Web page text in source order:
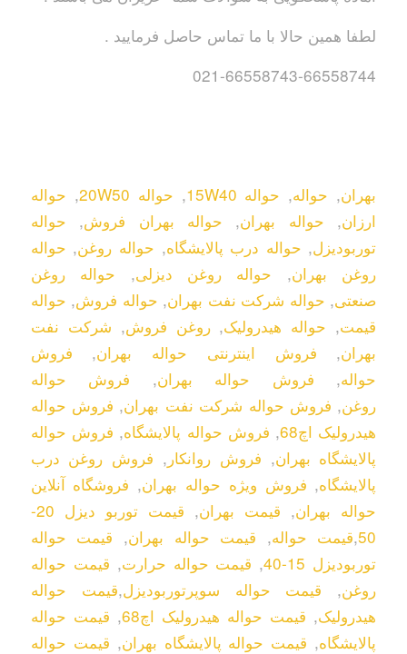
لطفا همین حالا با ما تماس حاصل فرمایید .
021-66558743-66558744
بهران, حواله, حواله 15W40 , حواله 20W50 , حواله
ارزان, حواله بهران, حواله بهران فروش, حواله
توربودیزل, حواله درب پالایشگاه, حواله روغن, حواله
روغن بهران, حواله روغن دیزلی, حواله روغن
صنعتی, حواله شرکت نفت بهران, حواله فروش, حواله
قیمت, حواله هیدرولیک,روغن فروش, شرکت نفت
بهران, فروش اینترنتی حواله بهران, فروش
حواله, فروش حواله بهران, فروش حواله
روغن, فروش حواله شرکت نفت بهران, فروش حواله
هیدرولیک اچ68
, فروش حواله پالایشگاه, فروش حواله
پالایشگاه بهران, فروش روانکار , فروش روغن درب
پالایشگاه, فروش ویژه حواله بهران, فروشگاه آنلاین
حواله بهران, قیمت بهران,
قیمت توربو دیزل 20-
50
,قیمت حواله, قیمت حواله بهران, قیمت حواله
توربودیزل 15-40
, قیمت حواله حرارت, قیمت حواله
روغن, قیمت حواله سوپرتوربودیزل,قیمت حواله
هیدرولیک, قیمت حواله هیدرولیک اچ68 , قیمت حواله
پالایشگاه, قیمت حواله پالایشگاه بهران, قیمت حواله